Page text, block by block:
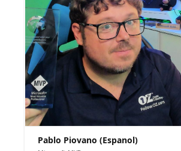
Pablo Piovano (Espanol)